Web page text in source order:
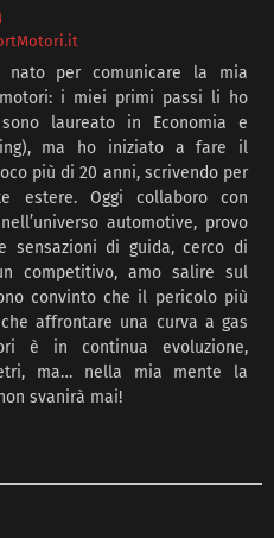
nato per comunicare la mia
i miei primi passi li ho
laureato in Economia e
ma ho iniziato a fare il
più di 20 anni, scrivendo per
estere. Oggi collaboro con
automotive, provo
sensazioni di guida, cerco di
competitivo, amo salire sul
convinto che il pericolo più
affrontare una curva a gas
è in continua evoluzione,
ma… nella mia mente la
svanirà mai!